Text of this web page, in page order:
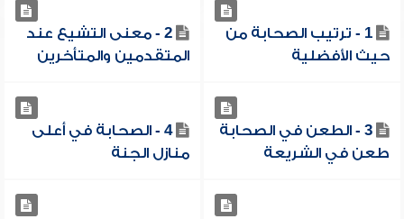
1 - ترتيب الصحابة من
حيث الأفضلية
2 - معنى التشيع عند
المتقدمين والمتأخرين
3 - الطعن في الصحابة
طعن في الشريعة
4 - الصحابة في أعلى
منازل الجنة